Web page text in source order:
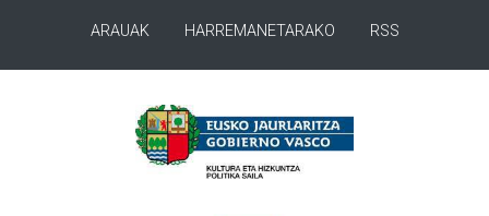
ARAUAK HARREMANETARAKO RSS